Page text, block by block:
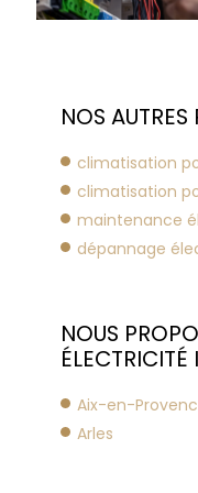
NOS
climatisation
climatisation
maintenance
dépannage
NOUS
ÉLECTRICITÉ
Aix-en-
Arles